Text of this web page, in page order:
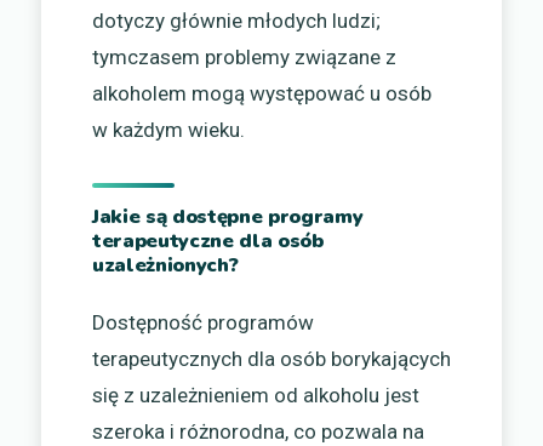
dotyczy głównie młodych ludzi;
tymczasem problemy związane z
alkoholem mogą występować u osób
w każdym wieku.
Jakie są dostępne programy
terapeutyczne dla osób
uzależnionych?
Dostępność programów
terapeutycznych dla osób borykających
się z uzależnieniem od alkoholu jest
szeroka i różnorodna, co pozwala na